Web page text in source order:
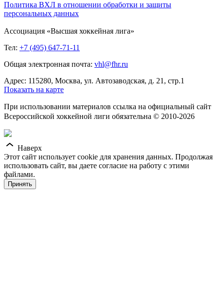
Политика ВХЛ в отношении обработки и защиты
персональных данных
Ассоциация «Высшая хоккейная лига»
Тел: +7 (495) 647-71-11
Общая электронная почта: vhl@fhr.ru
Адрес: 115280, Москва, ул. Автозаводская, д. 21, стр.1
Показать на карте
При использовании материалов ссылка на официальный сайт
Всероссийской хоккейной лиги обязательна © 2010-2026
Наверх
Этот сайт использует cookie для хранения данных. Продолжая
использовать сайт, вы даете согласие на работу с этими
файлами.
Принять